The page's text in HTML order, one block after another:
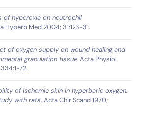
of hyperoxia on neutrophil
Hyperb Med 2004; 31:123-31.
of oxygen supply on wound healing and
granulation tissue. Acta Physiol
72.
of ischemic skin in hyperbaric oxygen.
with rats. Acta Chir Scand 1970;